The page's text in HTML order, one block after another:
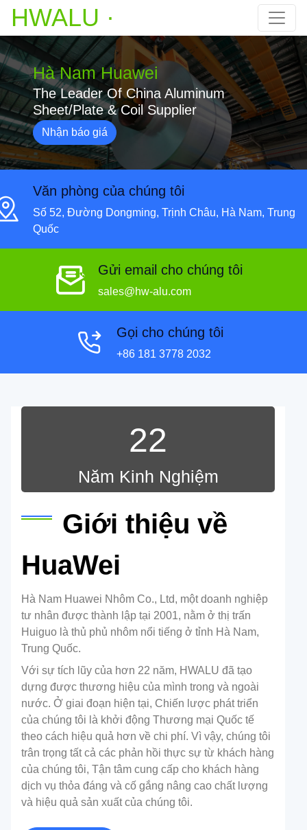
HWALU ·
Hà Nam Huawei
The Leader Of China Aluminum
Sheet/Plate & Coil Supplier
Nhận báo giá
Văn phòng của chúng tôi
Số 52, Đường Dongming, Trịnh Châu, Hà Nam, Trung
Quốc
Gửi email cho chúng tôi
sales@hw-alu.com
Gọi cho chúng tôi
+86 181 3778 2032
22
Năm Kinh Nghiệm
Giới thiệu về
HuaWei
Hà Nam Huawei Nhôm Co., Ltd, một doanh nghiệp
tư nhân được thành lập tại 2001, nằm ở thị trấn
Huiguo là thủ phủ nhôm nổi tiếng ở tỉnh Hà Nam,
Trung Quốc.
Với sự tích lũy của hơn 22 năm, HWALU đã tạo
dựng được thương hiệu của mình trong và ngoài
nước. Ở giai đoạn hiện tại, Chiến lược phát triển
của chúng tôi là khởi động Thương mại Quốc tế
theo cách hiệu quả hơn về chi phí. Vì vậy, chúng tôi
trân trọng tất cả các phản hồi thực sự từ khách hàng
của chúng tôi, Tận tâm cung cấp cho khách hàng
dịch vụ thỏa đáng và cố gắng nâng cao chất lượng
và hiệu quả sản xuất của chúng tôi.
Nhôm lớp máy bay